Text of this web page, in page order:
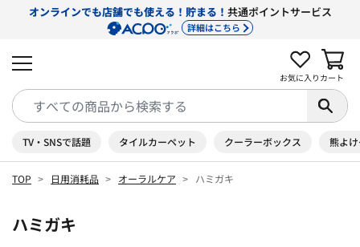
オンラインでも店舗でも使える！貯まる！ 共通ポイントサービス
詳細はこちら
お気に入り カート
TV・SNSで話題 タイルカーペット クーラーボックス 熊よ
TOP 日用消耗品 オーラルケア ハミガキ
ハミガキ